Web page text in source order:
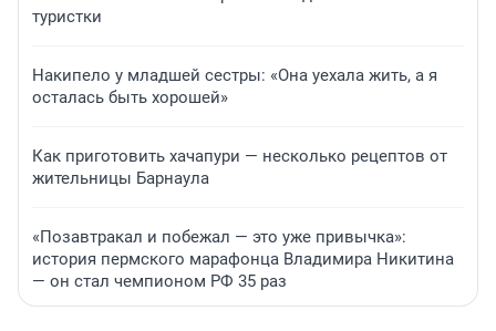
туристки
Накипело у младшей сестры: «Она уехала жить, а я
осталась быть хорошей»
Как приготовить хачапури — несколько рецептов от
жительницы Барнаула
«Позавтракал и побежал — это уже привычка»:
история пермского марафонца Владимира Никитина
— он стал чемпионом РФ 35 раз